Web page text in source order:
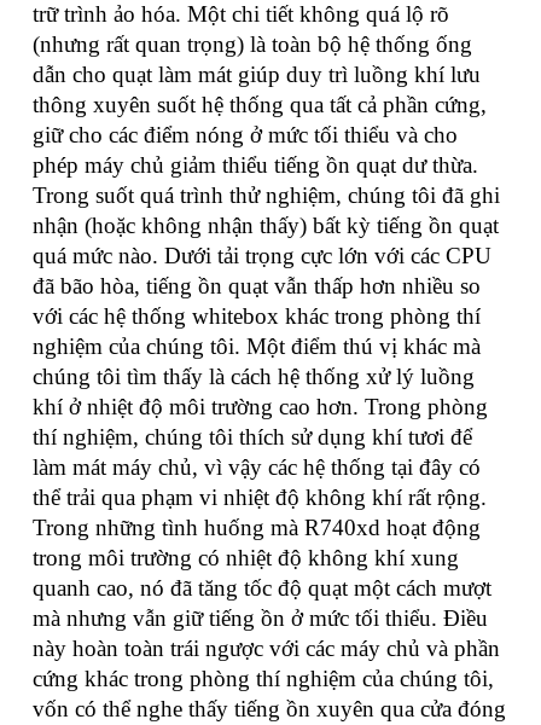
trữ trình ảo hóa. Một chi tiết không quá lộ rõ
(nhưng rất quan trọng) là toàn bộ hệ thống ống
dẫn cho quạt làm mát giúp duy trì luồng khí lưu
thông xuyên suốt hệ thống qua tất cả phần cứng,
giữ cho các điểm nóng ở mức tối thiểu và cho
phép máy chủ giảm thiểu tiếng ồn quạt dư thừa.
Trong suốt quá trình thử nghiệm, chúng tôi đã ghi
nhận (hoặc không nhận thấy) bất kỳ tiếng ồn quạt
quá mức nào. Dưới tải trọng cực lớn với các CPU
đã bão hòa, tiếng ồn quạt vẫn thấp hơn nhiều so
với các hệ thống whitebox khác trong phòng thí
nghiệm của chúng tôi. Một điểm thú vị khác mà
chúng tôi tìm thấy là cách hệ thống xử lý luồng
khí ở nhiệt độ môi trường cao hơn. Trong phòng
thí nghiệm, chúng tôi thích sử dụng khí tươi để
làm mát máy chủ, vì vậy các hệ thống tại đây có
thể trải qua phạm vi nhiệt độ không khí rất rộng.
Trong những tình huống mà R740xd hoạt động
trong môi trường có nhiệt độ không khí xung
quanh cao, nó đã tăng tốc độ quạt một cách mượt
mà nhưng vẫn giữ tiếng ồn ở mức tối thiểu. Điều
này hoàn toàn trái ngược với các máy chủ và phần
cứng khác trong phòng thí nghiệm của chúng tôi,
vốn có thể nghe thấy tiếng ồn xuyên qua cửa đóng